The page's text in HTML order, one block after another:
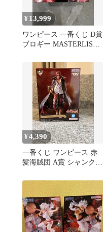
¥ 13,999
ワンピース 一番くじ D賞
ブロギー MASTERLISE
¥4,390
一番くじ ワンピース 赤
髪海賊団 A賞 シャンクス